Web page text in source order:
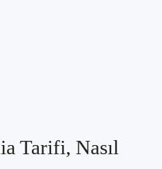
Tarifi, Nasıl